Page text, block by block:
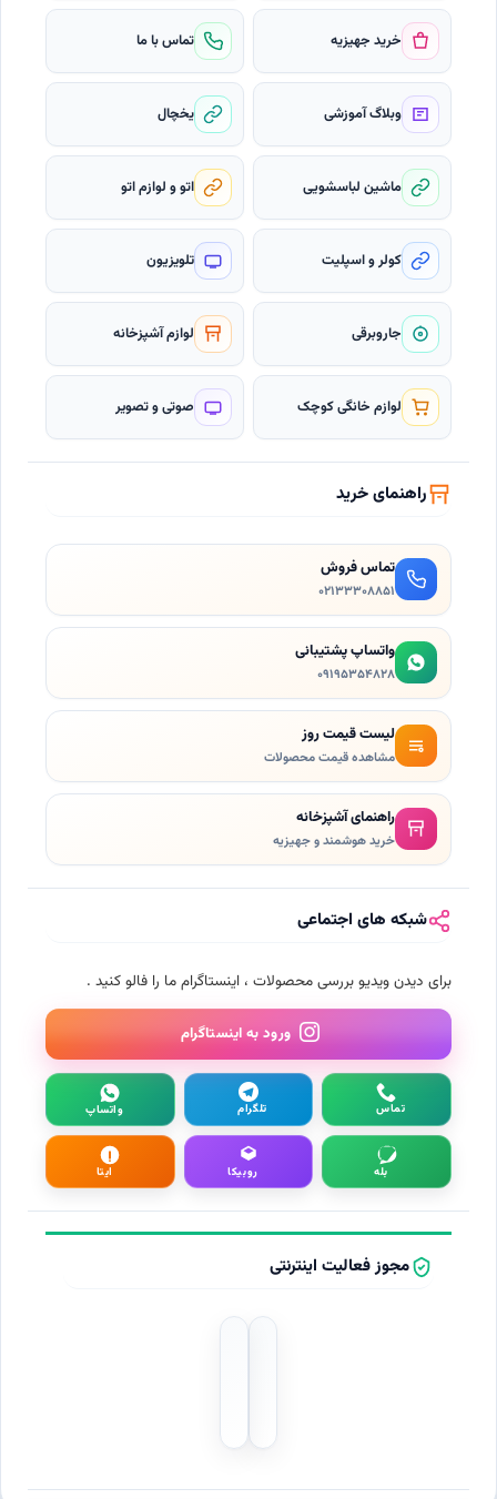
خرید جهیزیه تماس با ما
وبلاگ آموزشی یخچال
ماشین لباسشویی اتو و لوازم اتو
کولر و اسپلیت تلویزیون
جاروبرقی لوازم آشپزخانه
لوازم خانگی کوچک صوتی و تصویر
راهنمای خرید
تماس فروش
۰۲۱٣۳۳۰۸۸۵۱
واتساپ پشتیبانی
۰۹۱۹۵۳۵۴۸۲۸
لیست قیمت روز
مشاهده قیمت محصولات
راهنمای آشپزخانه
خرید هوشمند و جهیزیه
شبکه های اجتماعی
برای دیدن ویدیو بررسی محصولات ، اینستاگرام ما را فالو کنید .
ورود به اینستاگرام
تماس تلگرام واتساپ
بله روبیکا ایتا
مجوز فعالیت اینترنتی